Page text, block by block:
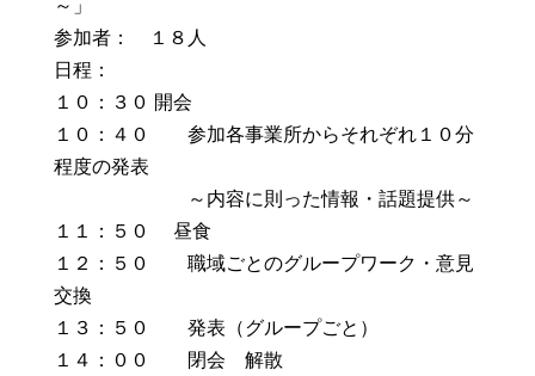
～」
参加者： １８人
日程：
１０：３０ 開会
１０：４０ 参加各事業所からそれぞれ１０分
程度の発表
～内容に則った情報・話題提供～
１１：５０ 昼食
１２：５０ 職域ごとのグループワーク・意見
交換
１３：５０ 発表（グループごと）
１４：００ 閉会 解散